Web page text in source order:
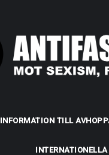
INFORMATION TILL